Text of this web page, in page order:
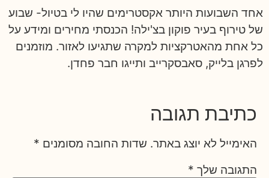
אחד השבועות היותר אקסטרימים שהיו לי בטיול- שבוע
של טירוף בעיר פוקון בצ'ילה! הכנסתי מחירים ומידע על
כל אחת מהאטרקציות למקרה שתגיעו לאזור. מוזמנים
לפרגן בלייק, סאבסקרייב ותייגו חבר פחדן.
כתיבת תגובה
האימייל לא יוצג באתר. שדות החובה מסומנים *
התגובה שלך *